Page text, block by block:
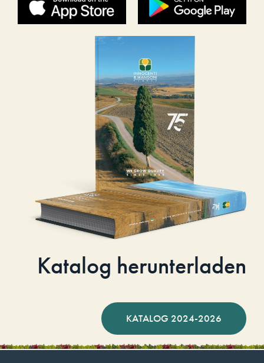
Katalog herunterladen
KATALOG 2024-2026